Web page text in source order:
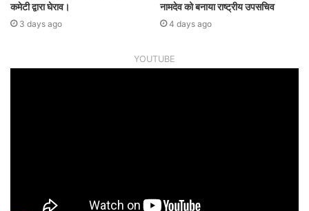
कमेटी द्वारा घेराव।
3 days ago
नामदेव को बनाया राष्ट्रीय उपसचिव
4 days ago
YOUTUBE